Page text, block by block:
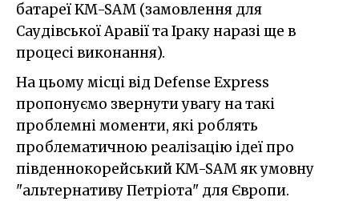
батареї KM-SAM (замовлення для
Саудівської Аравії та Іраку наразі ще в
процесі виконання).
На цьому місці від Defense Express
пропонуємо звернути увагу на такі
проблемні моменти, які роблять
проблематичною реалізацію ідеї про
південнокорейський KM-SAM як умовну
"альтернативу Петріота" для Європи.